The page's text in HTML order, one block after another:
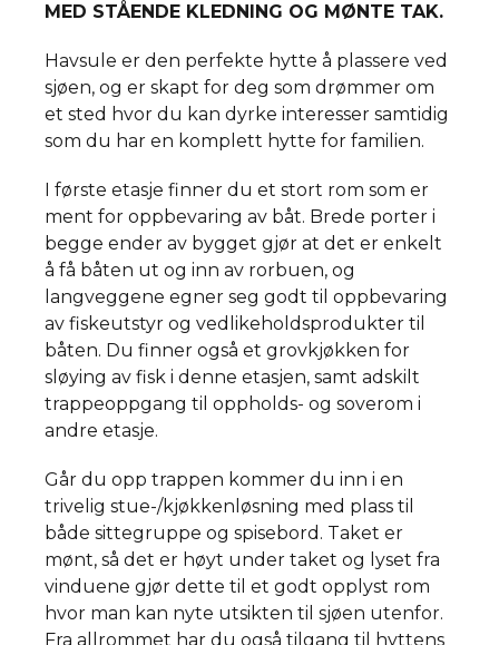
MED STÅENDE KLEDNING OG MØNTE TAK.
Havsule er den perfekte hytte å plassere ved
sjøen, og er skapt for deg som drømmer om
et sted hvor du kan dyrke interesser samtidig
som du har en komplett hytte for familien.
I første etasje finner du et stort rom som er
ment for oppbevaring av båt. Brede porter i
begge ender av bygget gjør at det er enkelt
å få båten ut og inn av rorbuen, og
langveggene egner seg godt til oppbevaring
av fiskeutstyr og vedlikeholdsprodukter til
båten. Du finner også et grovkjøkken for
sløying av fisk i denne etasjen, samt adskilt
trappeoppgang til oppholds- og soverom i
andre etasje.
Går du opp trappen kommer du inn i en
trivelig stue-/kjøkkenløsning med plass til
både sittegruppe og spisebord. Taket er
mønt, så det er høyt under taket og lyset fra
vinduene gjør dette til et godt opplyst rom
hvor man kan nyte utsikten til sjøen utenfor.
Fra allrommet har du også tilgang til hyttens